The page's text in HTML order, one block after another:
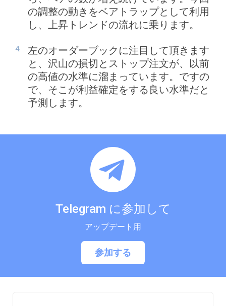
の調整の動きをベアトラップとして利用
し、上昇トレンドの流れに乗ります。
左のオーダーブックに注目して頂きます
と、沢山の損切とストップ注文が、以前
の高値の水準に溜まっています。ですの
で、そこが利益確定をする良い水準だと
予測します。
Telegram に参加して
アップデート用
参加する